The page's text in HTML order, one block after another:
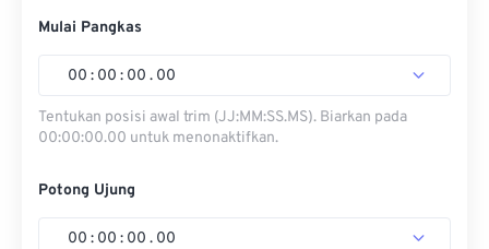
Mulai Pangkas
00 : 00 : 00 . 00
Tentukan posisi awal trim (JJ:MM:SS.MS). Biarkan pada
00:00:00.00 untuk menonaktifkan.
Potong Ujung
00 : 00 : 00 . 00